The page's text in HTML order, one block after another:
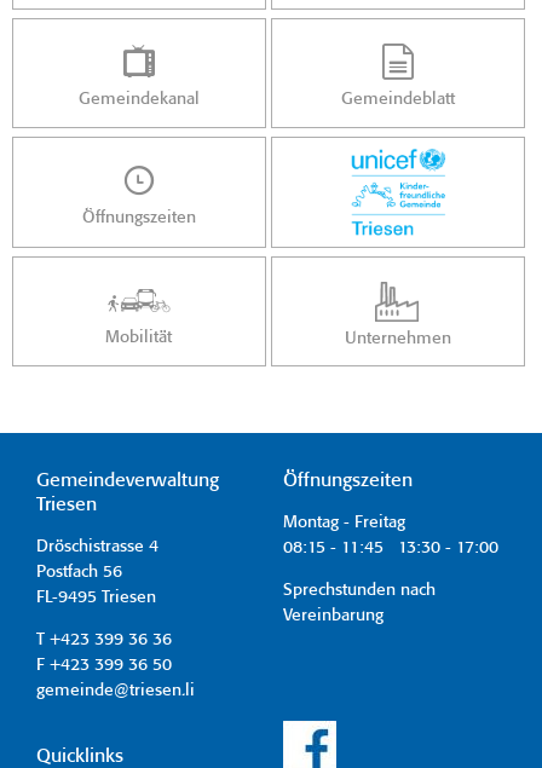
Gemeindekanal Gemeindeblatt
Öffnungszeiten
Mobilität Unternehmen
Gemeindeverwaltung
Triesen
Dröschistrasse 4
Postfach 56
FL-9495 Triesen
T +423 399 36 36
F +423 399 36 50
gemeinde@triesen.li
Öffnungszeiten
Montag - Freitag
08:15 - 11:45 13:30 - 17:00
Sprechstunden nach
Vereinbarung
Quicklinks